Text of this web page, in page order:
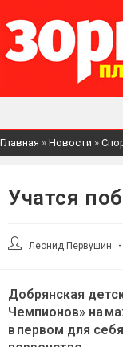
Главная » Новости »
Учатся
АвторЛеонид Первушин
Добрянская
Чемпионов» на
в первом для